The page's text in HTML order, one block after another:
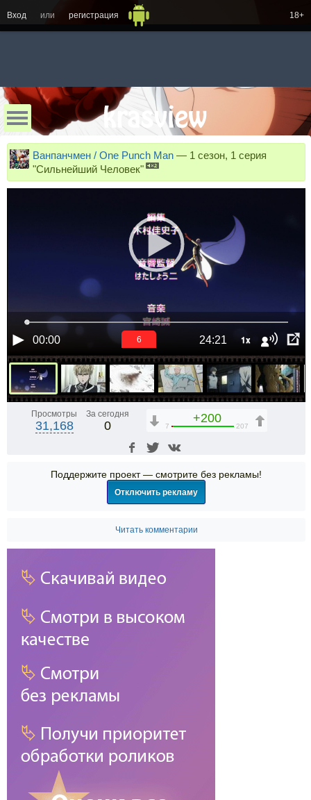
Вход или регистрация 18+
Ванпанчмен / One Punch Man — 1 сезон, 1 серия
"Сильнейший Человек"
00:00 24:21 1x
6
Просмотры
31,168
За сегодня
0
+200
7 207
Поддержите проект — смотрите без рекламы!
Отключить рекламу
Читать комментарии